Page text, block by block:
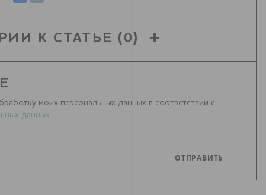
К СТАТЬЕ (0)
моих персональных данных в соответствии с
данных.